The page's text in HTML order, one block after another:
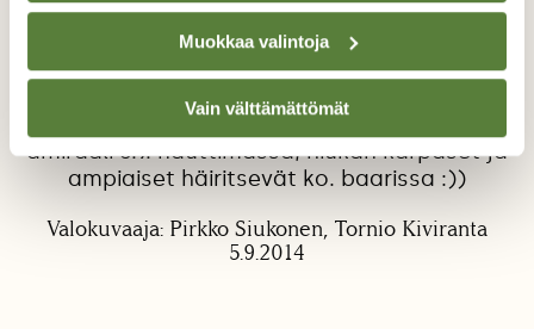
Muokkaa valintoja
Vain välttämättömät
Nyt elokuun lopulta saakka olen ilokseni ja
ihastukseni bongaillut upeita, isoja
perhosiamme - suruvaippa ja amiraalia. Niille
olen laittanut punaviiniperhosbaarin, jossa
käyvät päivittäin - suruvaippa jo 17.8. ja
amiraali 5.9. nauttimassa, hiukan kärpäset ja
ampiaiset häiritsevät ko. baarissa :))
Valokuvaaja: Pirkko Siukonen, Tornio Kiviranta
5.9.2014